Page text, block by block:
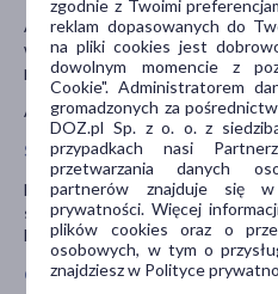
Adaster może wywoływać
wcześniej odczuwał negatywne
poinformować o tym lekarza.
Adaster zawiera laktozę.
Stosowanie innych leków
Należy powiedzieć lekarzowi lub
stosowanych przez pacjenta
lekach, które pacjent planuje
Ciąża i karmienie piersią
zgodnie z Twoimi
reklam dopasowanych do
na pliki cookies jest
dowolnym momencie z
Cookie". Administratorem
gromadzonych za
DOZ.pl Sp. z o. o. z
przypadkach nasi
przetwarzania danych
partnerów znajduje się
prywatności. Więcej
plików cookies oraz o
osobowych, w tym o
znajdziesz w Polityce